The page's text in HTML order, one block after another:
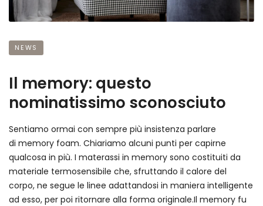
NEWS
Il memory: questo
nominatissimo sconosciuto
Sentiamo ormai con sempre più insistenza parlare
di memory foam. Chiariamo alcuni punti per capirne
qualcosa in più. I materassi in memory sono costituiti da
materiale termosensibile che, sfruttando il calore del
corpo, ne segue le linee adattandosi in maniera intelligente
ad esso, per poi ritornare alla forma originale.Il memory fu